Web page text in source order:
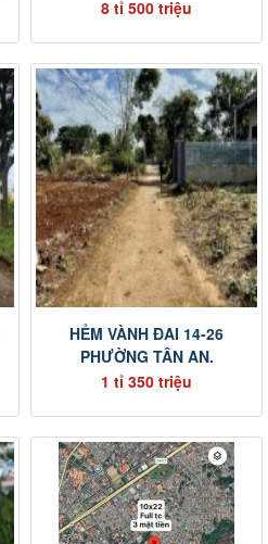
8 tỉ 500 triệu
HẺM VÀNH ĐAI 14-26
PHƯỜNG TÂN AN.
1 tỉ 350 triệu